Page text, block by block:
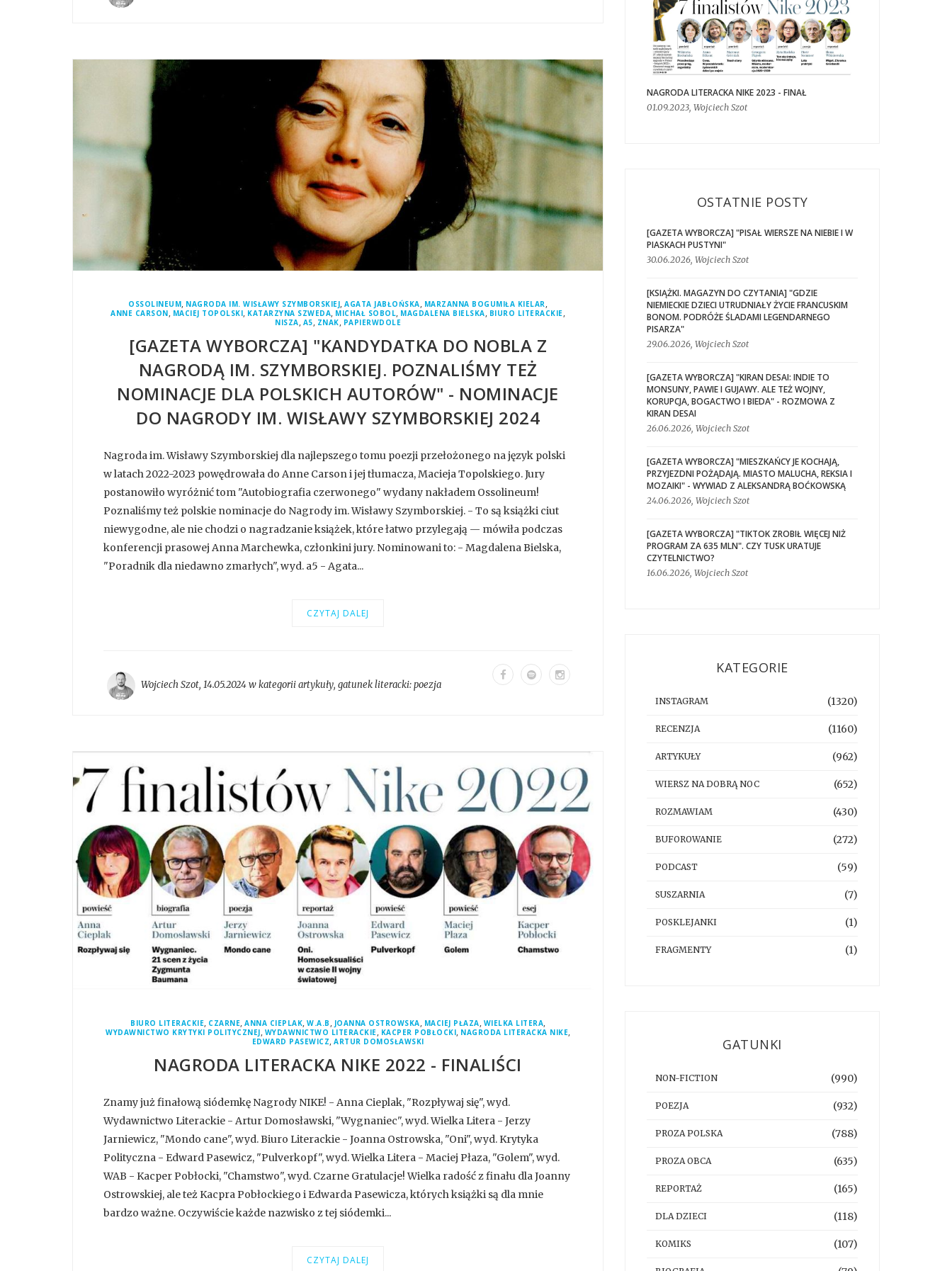
OSSOLINEUM, NAGRODA IM. WISŁAWY SZYMBORSKIEJ,AGATA JABŁOŃSKA, MARZANNA BOGUMIŁA KIELAR ,
ANNE CARSON, MACIEJ TOPOLSKI, KATARZYNA SZWEDA, MICHAŁ SOBOL, MAGDALENA BIELSKA, BIURO LITERACKIE,
NISZA, A5, ZNAK, PAPIERWDOLE
[GAZETA WYBORCZA] "KANDYDATKA DO NOBLA Z
NAGRODĄ IM. SZYMBORSKIEJ. POZNALIŚMY TEŻ
NOMINACJE DLA POLSKICH AUTORÓW" - NOMINACJE
DO NAGRODY IM. WISŁAWY SZYMBORSKIEJ 2024
Nagroda im. Wisławy Szymborskiej dla najlepszego tomu poezji przełożonego na język polski
w latach 2022-2023 powędrowała do Anne Carson i jej tłumacza, Macieja Topolskiego. Jury
postanowiło wyróżnić tom "Autobiografia czerwonego" wydany nakładem Ossolineum!
Poznaliśmy też polskie nominacje do Nagrody im. Wisławy Szymborskiej. - To są książki ciut
niewygodne, ale nie chodzi o nagradzanie książek, które łatwo przylegają — mówiła podczas
konferencji prasowej Anna Marchewka, członkini jury. Nominowani to: - Magdalena Bielska,
"Poradnik dla niedawno zmarłych", wyd. a5 - Agata...
CZYTAJ DALEJ
Wojciech Szot, 14.05.2024 w kategoriiartykuły, gatunek literacki:poezja
BIURO LITERACKIE, CZARNE, ANNA CIEPLAK, W.A.B , JOANNA OSTROWSKA, MACIEJ PŁAZA, WIELKA LITERA,
WYDAWNICTWO KRYTYKI POLITYCZNEJ, WYDAWNICTWO LITERACKIE, KACPER POBŁOCKI, NAGRODA LITERACKA NIKE,
EDWARD PASEWICZ, ARTUR DOMOSŁAWSKI
NAGRODA LITERACKA NIKE 2022 - FINALIŚCI
Znamy już finałową siódemkę Nagrody NIKE! - Anna Cieplak, "Rozpływaj się", wyd.
Wydawnictwo Literackie - Artur Domosławski, "Wygnaniec", wyd. Wielka Litera - Jerzy
Jarniewicz, "Mondo cane", wyd. Biuro Literackie - Joanna Ostrowska, "Oni", wyd. Krytyka
Polityczna - Edward Pasewicz, "Pulverkopf", wyd. Wielka Litera - Maciej Płaza, "Golem", wyd.
WAB - Kacper Pobłocki, "Chamstwo", wyd. Czarne Gratulacje! Wielka radość z finału dla Joanny
Ostrowskiej, ale też Kacpra Pobłockiego i Edwarda Pasewicza, których książki są dla mnie
bardzo ważne. Oczywiście każde nazwisko z tej siódemki...
CZYTAJ DALEJ
NAGRODA LITERACKA NIKE 2023 - FINAŁ
01.09.2023, Wojciech Szot
OSTATNIE POSTY
[GAZETA WYBORCZA] "PISAŁ WIERSZE NA NIEBIE I W
PIASKACH PUSTYNI"
30.06.2026, Wojciech Szot
[KSIĄŻKI. MAGAZYN DO CZYTANIA] "GDZIE
NIEMIECKIE DZIECI UTRUDNIAŁY ŻYCIE FRANCUSKIM
BONOM. PODRÓŻE ŚLADAMI LEGENDARNEGO
PISARZA"
29.06.2026, Wojciech Szot
[GAZETA WYBORCZA] "KIRAN DESAI: INDIE TO
MONSUNY, PAWIE I GUJAWY. ALE TEŻ WOJNY,
KORUPCJA, BOGACTWO I BIEDA" - ROZMOWA Z
KIRAN DESAI
26.06.2026, Wojciech Szot
[GAZETA WYBORCZA] "MIESZKAŃCY JE KOCHAJĄ,
PRZYJEZDNI POŻĄDAJĄ. MIASTO MALUCHA, REKSIA I
MOZAIKI" - WYWIAD Z ALEKSANDRĄ BOĆKOWSKĄ
24.06.2026, Wojciech Szot
[GAZETA WYBORCZA] "TIKTOK ZROBIŁ WIĘCEJ NIŻ
PROGRAM ZA 635 MLN". CZY TUSK URATUJE
CZYTELNICTWO?
16.06.2026, Wojciech Szot
KATEGORIE
INSTAGRAM (1320)
RECENZJA (1160)
ARTYKUŁY (962)
WIERSZ NA DOBRĄ NOC (652)
ROZMAWIAM (430)
BUFOROWANIE (272)
PODCAST (59)
SUSZARNIA (7)
POSKLEJANKI (1)
FRAGMENTY (1)
GATUNKI
NON-FICTION (990)
POEZJA (932)
PROZA POLSKA (788)
PROZA OBCA (635)
REPORTAŻ (165)
DLA DZIECI (118)
KOMIKS (107)